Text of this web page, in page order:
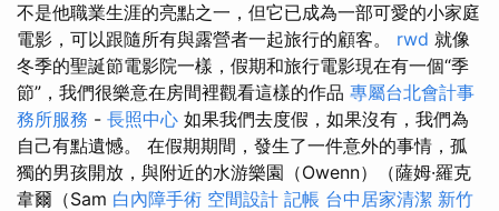
不是他職業生涯的亮點之一，但它已成為一部可愛的小家庭
電影，可以跟隨所有與露營者一起旅行的顧客。 rwd 就像
冬季的聖誕節電影院一樣，假期和旅行電影現在有一個“季
節”，我們很樂意在房間裡觀看這樣的作品 專屬台北會計事
務所服務 - 長照中心 如果我們去度假，如果沒有，我們為
自己有點遺憾。 在假期期間，發生了一件意外的事情，孤
獨的男孩開放，與附近的水游樂園（Owenn）（薩姆·羅克
韋爾（Sam 白內障手術 空間設計 記帳 台中居家清潔 新竹